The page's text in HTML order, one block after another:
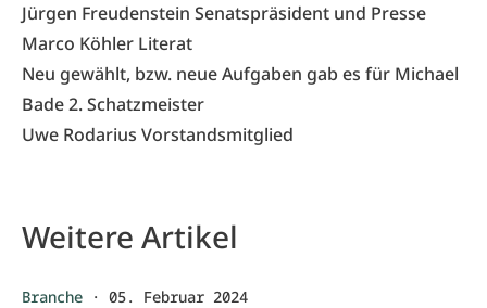
Jürgen Freudenstein Senatspräsident und Presse
Marco Köhler Literat
Neu gewählt, bzw. neue Aufgaben gab es für Michael
Bade 2. Schatzmeister
Uwe Rodarius Vorstandsmitglied
Weitere Artikel
Branche · 05. Februar 2024